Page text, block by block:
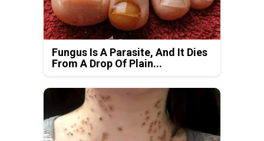
Fungus Is A Parasite, And It Dies
From A Drop Of Plain...